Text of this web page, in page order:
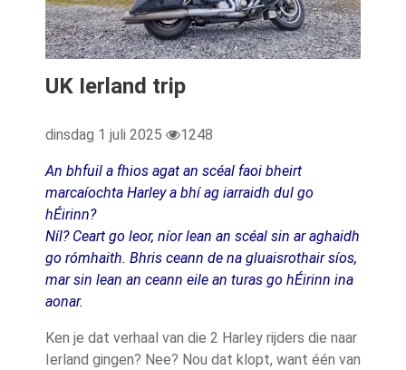
UK Ierland trip
dinsdag 1 juli 2025 1248
An bhfuil a fhios agat an scéal faoi bheirt
marcaíochta Harley a bhí ag iarraidh dul go
hÉirinn?
Níl? Ceart go leor, níor lean an scéal sin ar aghaidh
go rómhaith. Bhris ceann de na gluaisrothair síos,
mar sin lean an ceann eile an turas go hÉirinn ina
aonar.
Ken je dat verhaal van die 2 Harley rijders die naar
Ierland gingen? Nee? Nou dat klopt, want één van